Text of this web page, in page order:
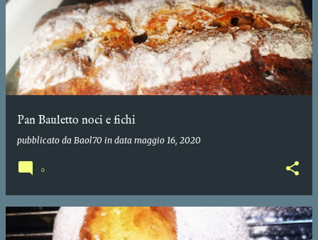
Pan Bauletto noci e fichi
pubblicato da Baol70 in data maggio 16, 2020
0